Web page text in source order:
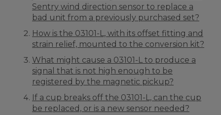
Sentry wind direction sensor to replace a
bad unit from a previously purchased set?
How is the 03101-L, with its offset fitting and
strain relief, mounted to the conversion kit?
What might cause a 03101-L to produce a
signal that is not high enough to be
registered by the magnetic pickup?
If a cup breaks off the 03101-L, can the cup
be replaced, or is a new sensor needed?